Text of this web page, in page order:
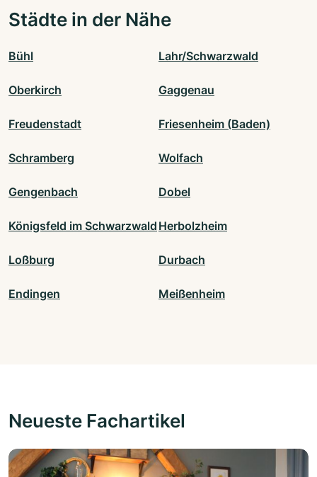
Städte in der Nähe
Bühl Lahr/Schwarzwald
Oberkirch Gaggenau
Freudenstadt Friesenheim (Baden)
Schramberg Wolfach
Gengenbach Dobel
Königsfeld im Schwarzwald Herbolzheim
Loßburg Durbach
Endingen Meißenheim
Neueste Fachartikel